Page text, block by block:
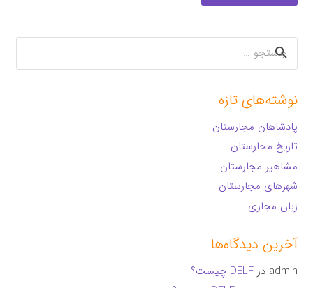
جستجو
برای:
نوشته‌های تازه
پادشاهان مجارستان
تاریخ مجارستان
مشاهیر مجارستان
شهرهای مجارستان
زبان مجاری
آخرین دیدگاه‌ها
admin درDELF چیست؟